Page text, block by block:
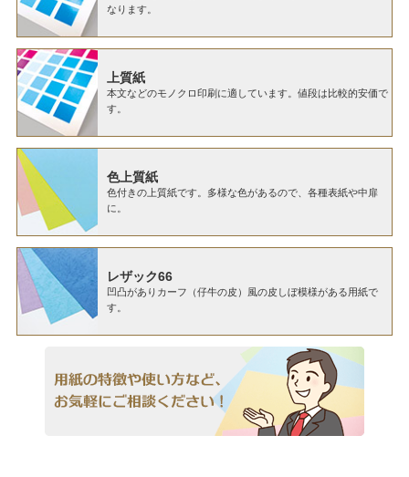
なります。
上質紙
本文などのモノクロ印刷に適しています。値段は比較的安価で
す。
色上質紙
色付きの上質紙です。多様な色があるので、各種表紙や中扉
に。
レザック66
凹凸がありカーフ（仔牛の皮）風の皮しぼ模様がある用紙で
す。